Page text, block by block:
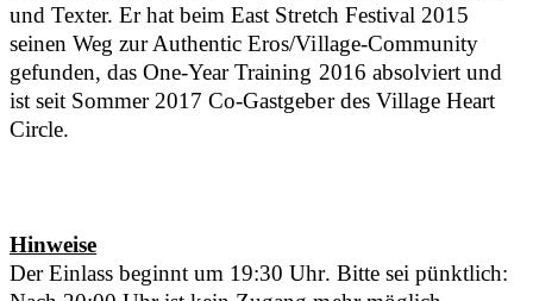
und Texter. Er hat beim East Stretch Festival 2015
seinen Weg zur Authentic Eros/Village-Community
gefunden, das One-Year Training 2016 absolviert und
ist seit Sommer 2017 Co-Gastgeber des Village Heart
Circle.
Hinweise
Der Einlass beginnt um 19:30 Uhr. Bitte sei pünktlich: